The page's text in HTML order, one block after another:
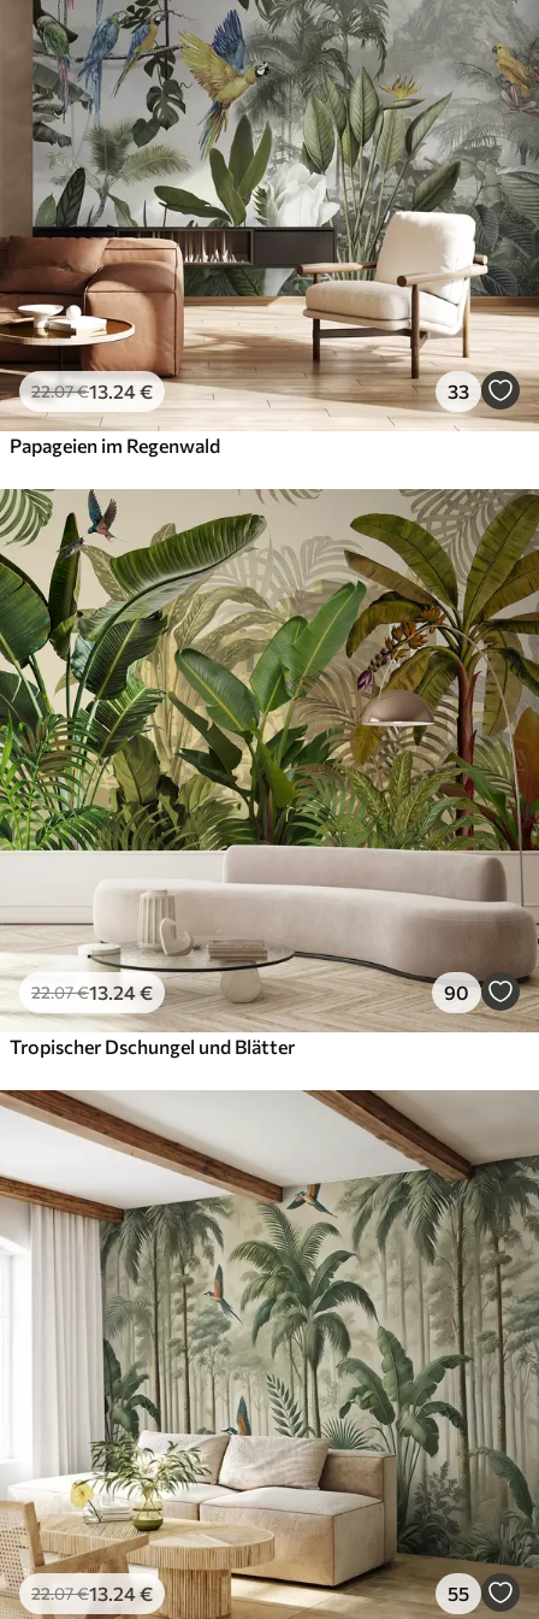
45.00 27.00€/m²
Premium
56.6734.00 /m²
Premium-Vinyl
65.0039.00€/m²
Peel and Stick
81.6749.00 /m²
22.07€13.24€ 33
Papageien im Regenwald
22.07€13.24€ 90
Tropischer Dschungel und Blätter
22.07€13.24€ 55